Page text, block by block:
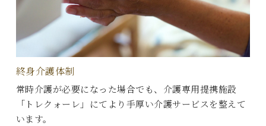
終身介護体制
常時介護が必要になった場合でも、介護専用提携施設
「トレクォーレ」にてより手厚い介護サービスを整えて
います。